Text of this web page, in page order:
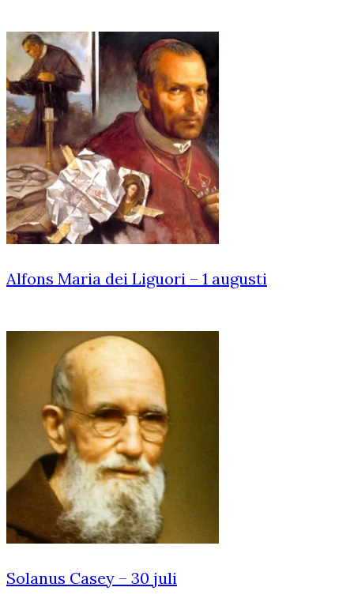
Alfons Maria dei Liguori – 1 augusti
Solanus Casey – 30 juli